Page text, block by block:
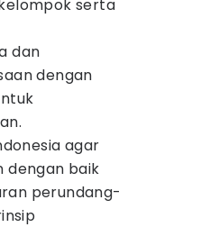
serta
dan
dengan
agar
dengan baik
perundang-